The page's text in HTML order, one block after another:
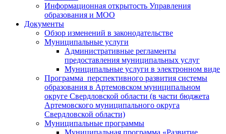
Информационная открытость Управления
образования и МОО
Документы
Обзор изменений в законодательстве
Муниципальные услуги
Административные регламенты
предоставления муниципальных услуг
Муниципальные услуги в электронном виде
Программа перспективного развития системы
образования в Артемовском муниципальном
округе Свердловской области (в части бюджета
Артемовского муниципального округа
Свердловской области)
Муниципальные программы
Муниципальная программа «Развитие